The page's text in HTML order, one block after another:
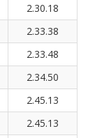
2.30.18
2.33.38
2.33.48
2.34.50
2.45.13
2.45.13